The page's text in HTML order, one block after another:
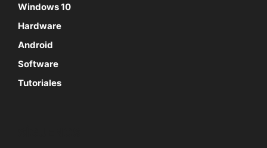
Windows 10
Hardware
Android
Software
Tutoriales